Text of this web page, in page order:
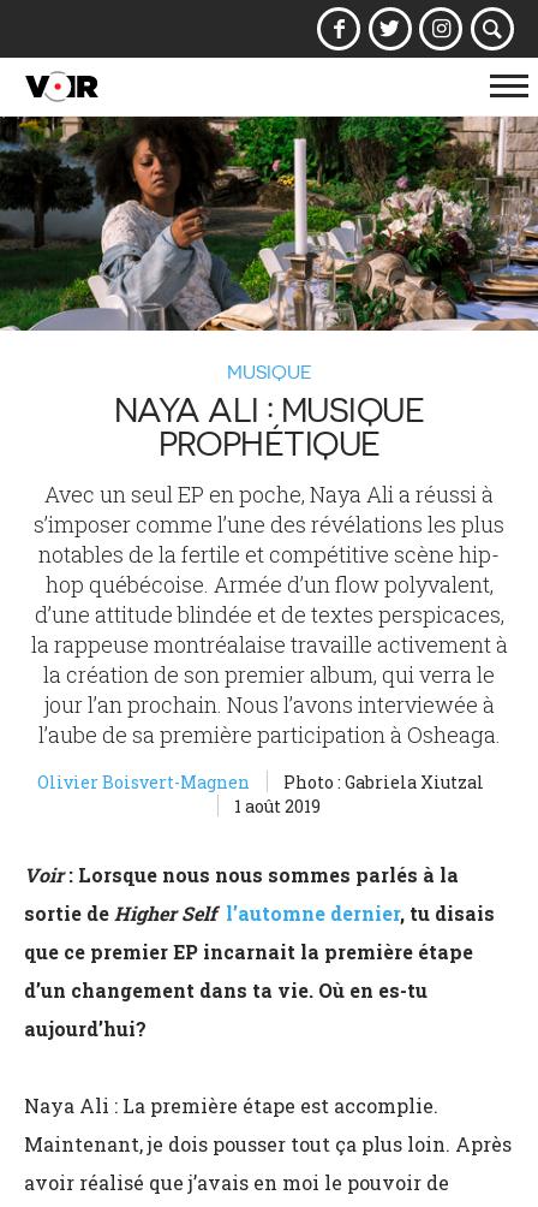
la
MUSIQUE
NAYA ALI : MUSIQUE
PROPHÉTIQUE
Avec un seul EP en poche, Naya Ali a réussi à
s’imposer comme l’une des révélations les plus
notables de la fertile et compétitive scène hip-
hop québécoise. Armée d’un flow polyvalent,
d’une attitude blindée et de textes perspicaces,
la rappeuse montréalaise travaille activement à
la création de son premier album, qui verra le
jour l’an prochain. Nous l’avons interviewée à
l’aube de sa première participation à Osheaga.
Olivier Boisvert-Magnen
Photo : Gabriela Xiutzal
1 août 2019
Voir: Lorsque nous nous sommes parlés à la
sortie de Higher Self l’automne dernier, tu disais
que ce premier EP incarnait la première étape
d’un changement dans ta vie. Où en es-tu
aujourd’hui?
Naya Ali : La première étape est accomplie.
Maintenant, je dois pousser tout ça plus loin. Après
avoir réalisé que j’avais en moi le pouvoir de